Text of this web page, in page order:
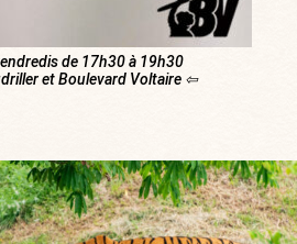
de 17h30 à 19h30
et Boulevard Voltaire ⇦